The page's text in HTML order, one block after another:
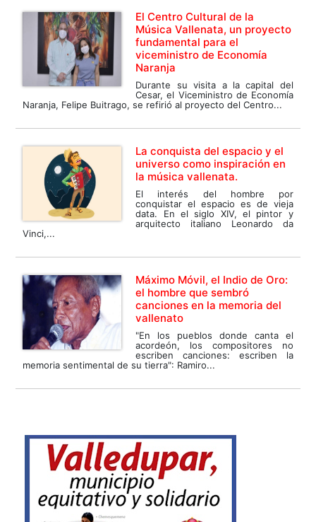
El Centro Cultural de la
Música Vallenata, un proyecto
fundamental para el
viceministro de Economía
Naranja
Durante su visita a la capital del
Cesar, el Viceministro de Economía
Naranja, Felipe Buitrago, se refirió al proyecto del Centro...
La conquista del espacio y el
universo como inspiración en
la música vallenata.
El interés del hombre por
conquistar el espacio es de vieja
data. En el siglo XIV, el pintor y
arquitecto italiano Leonardo da
Vinci,...
Máximo Móvil, el Indio de Oro:
el hombre que sembró
canciones en la memoria del
vallenato
"En los pueblos donde canta el
acordeón, los compositores no
escriben canciones: escriben la
memoria sentimental de su tierra": Ramiro...